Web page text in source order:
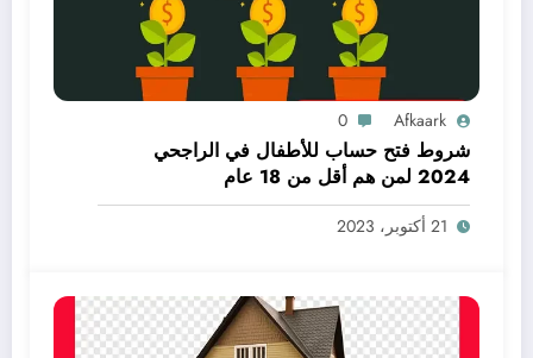
Afkaark
0
شروط فتح حساب للأطفال في الراجحي
2024 لمن هم أقل من 18 عام
21 أكتوبر، 2023